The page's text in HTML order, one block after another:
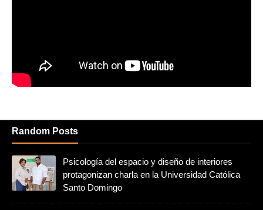
Random Posts
Psicología del espacio y diseño de interiores
protagonizan charla en la Universidad Católica
Santo Domingo